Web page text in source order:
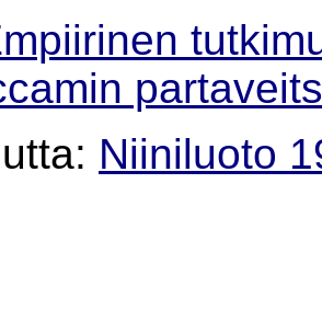
Niiniluoto